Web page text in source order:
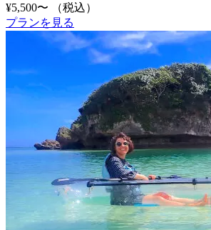
¥5,500〜
（税込）
プランを見る